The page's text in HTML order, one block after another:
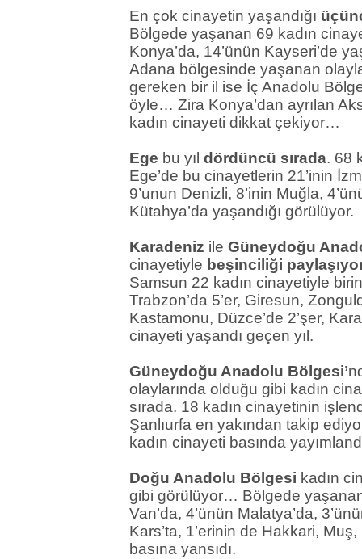
En çok cinayetin yaşandığı
Bölgede yaşanan 69 kadın
Konya’da, 14’ünün Kayseri’de
Adana bölgesinde yaşanan
gereken bir il ise İç Anadolu
öyle… Zira Konya’dan ayrılan
kadın cinayeti dikkat çekiyor…
Ege bu yıl dördüncü sırada. 68
Ege’de bu cinayetlerin 21’inin
9’unun Denizli, 8’inin Muğla,
Kütahya’da yaşandığı görülüyor.
Karadeniz ile Güneydoğu
cinayetiyle beşinciliği
Samsun 22 kadın cinayetiyle
Trabzon’da 5’er, Giresun,
Kastamonu, Düzce’de 2’şer,
cinayeti yaşandı geçen yıl.
Güneydoğu Anadolu Bölgesi’
olaylarında olduğu gibi kadın
sırada. 18 kadın cinayetinin
Şanlıurfa en yakından takip
kadın cinayeti basında
Doğu Anadolu Bölgesi kadın
gibi görülüyor… Bölgede yaşanan
Van’da, 4’ünün Malatya’da,
Kars’ta, 1’erinin de Hakkari,
basına yansıdı.